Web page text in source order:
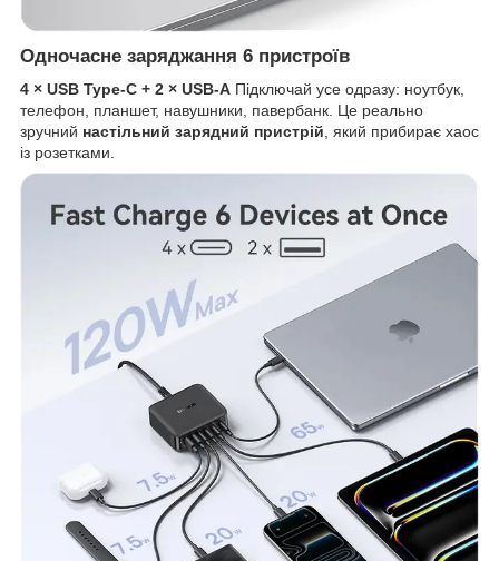
Одночасне заряджання 6 пристроїв
4 × USB Type-C + 2 × USB-A Підключай усе одразу: ноутбук,
телефон, планшет, навушники, павербанк. Це реально
зручний настільний зарядний пристрій, який прибирає хаос
із розетками.